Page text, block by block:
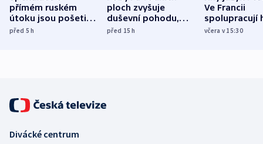
přímém ruském
útoku jsou pošetilé,
míní estonský
před 5h
ploch zvyšuje
duševní pohodu,
ukázala
před 15h
Ve Francii
spolupracují
různých zemí
včera v 15:30
Divácké centrum